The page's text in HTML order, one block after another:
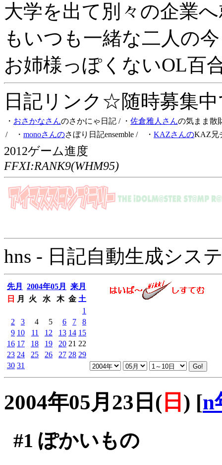
大学を出て別々の企業
もいつも一緒な二人の
お姉様っぽくないOL百
日記リンク☆随時募集
・ おさかなさんのさかにゃ日記 / ・ 佐倉雅人さんの気まま散
/ ・ monoさんのさぼり日記ensemble / ・ KAZさんのKAZ兄
2012ゲーム進度
FFXI:RANK9(WHM95)
hns - 日記自動生成シス
先月 2004年05月
来月
日
月 火 水 木 金 土
1
2
3 4 5 6 7
8
9 10 11 12 13 14 15
16 17 18 19 20 21 22
23 24 25 26 27 28 29
30 31
2004年05月23日( 日 ) [n
#1 ぽかいもの